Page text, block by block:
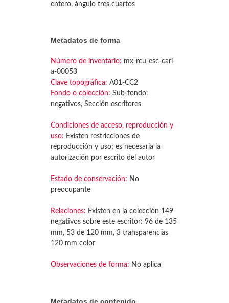
entero, ángulo tres cuartos
Metadatos de forma
Número de inventario: mx-rcu-esc-cari-
a-00053
Clave topográfica: A01-CC2
Fondo o colección: Sub-fondo:
negativos, Sección escritores
Condiciones de acceso, reproducción y
uso: Existen restricciones de
reproducción y uso; es necesaria la
autorización por escrito del autor
Estado de conservación: No
preocupante
Relaciones: Existen en la colección 149
negativos sobre este escritor: 96 de 135
mm, 53 de 120 mm, 3 transparencias
120 mm color
Observaciones de forma: No aplica